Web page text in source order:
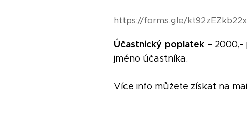
https://forms.gle/
Účastnický poplatek– 2000,-
jméno účastníka.
Více info můžete získat na